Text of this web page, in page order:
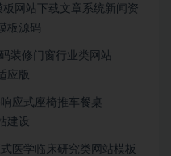
网站下载文章系统新闻资
板源码
装修门窗行业类网站
应版
应式座椅推车餐桌
建设
医学临床研究类网站模板